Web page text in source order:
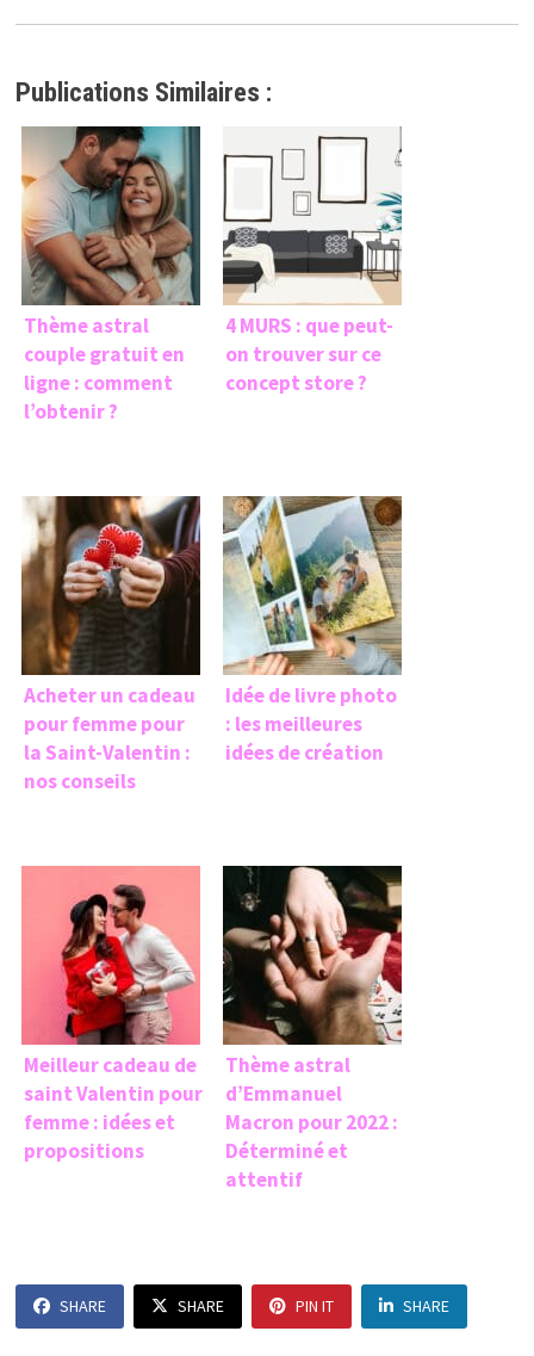
Publications Similaires :
Thème astral
couple gratuit en
ligne : comment
l’obtenir ?
4 MURS : que peut-
on trouver sur ce
concept store ?
Acheter un cadeau
pour femme pour
la Saint-Valentin :
nos conseils
Idée de livre photo
: les meilleures
idées de création
Meilleur cadeau de
saint Valentin pour
femme : idées et
propositions
Thème astral
d’Emmanuel
Macron pour 2022 :
Déterminé et
attentif
SHARE SHARE PIN IT SHARE